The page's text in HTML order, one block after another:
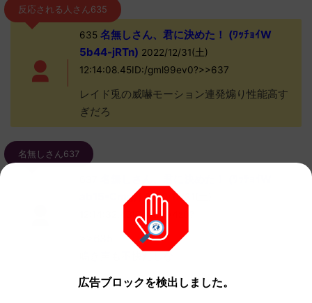
反応される人さん635
635名無しさん、君に決めた！ (ﾜｯﾁｮｲW
5b44-jRTn) 2022/12/31(土)
12:14:08.45ID:/gml99ev0?>>637
レイド兎の威嚇モーション連発煽り性能高す
ぎだろ
名無しさん637
ab15-Cmg/)
2022/12/31(土)
12:14:32.43ID:kAfiky4z0?
鳴き声も不快だしな
広告ブロックを検出しました。